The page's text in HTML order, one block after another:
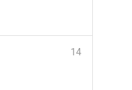
14